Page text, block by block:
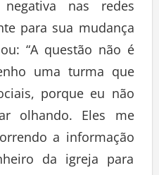
nas redes
para sua mudança
“A questão não é
uma turma que
porque eu não
olhando. Eles me
a informação
da igreja para